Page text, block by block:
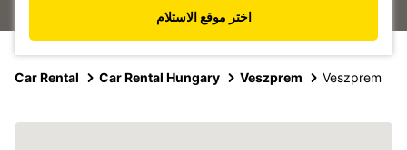
اختر موقع الاستلام
Car Rental Car Rental Hungary Veszprem Veszprem